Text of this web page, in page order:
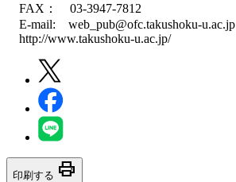
FAX： 03-3947-7812
E-mail: web_pub@ofc.takushoku-u.ac.jp
http://www.takushoku-u.ac.jp/
印刷する print